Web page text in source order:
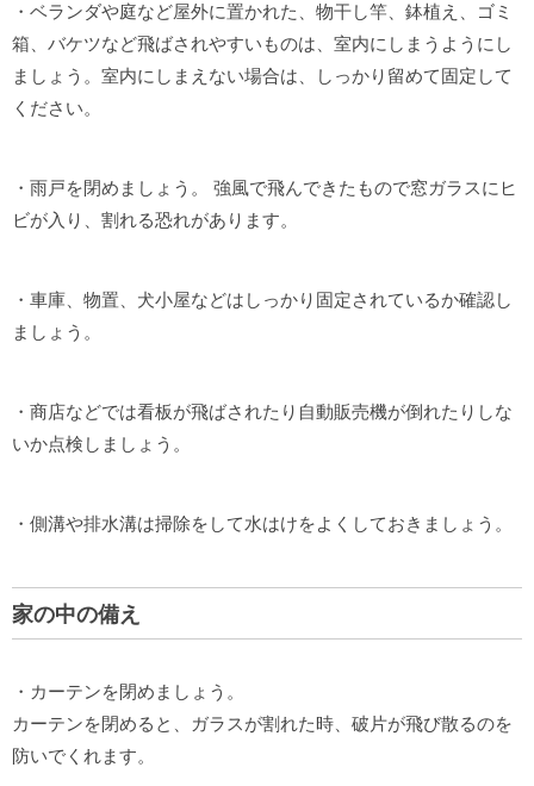
・ベランダや庭など屋外に置かれた、物干し竿、鉢植え、ゴミ
箱、バケツなど飛ばされやすいものは、室内にしまうようにし
ましょう。室内にしまえない場合は、しっかり留めて固定して
ください。
・雨戸を閉めましょう。 強風で飛んできたもので窓ガラスにヒ
ビが入り、割れる恐れがあります。
・車庫、物置、犬小屋などはしっかり固定されているか確認し
ましょう。
・商店などでは看板が飛ばされたり自動販売機が倒れたりしな
いか点検しましょう。
・側溝や排水溝は掃除をして水はけをよくしておきましょう。
家の中の備え
・カーテンを閉めましょう。
カーテンを閉めると、ガラスが割れた時、破片が飛び散るのを
防いでくれます。